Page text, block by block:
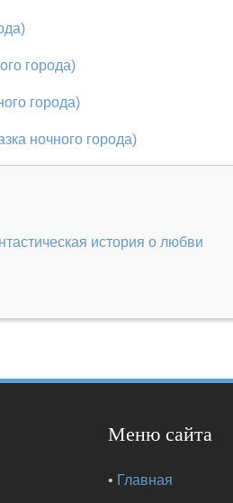
города)
города)
ночного города)
история о любви
Меню сайта
• Главная